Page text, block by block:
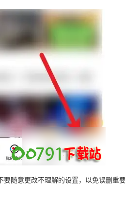
随意更改不理解的设置，以免误删